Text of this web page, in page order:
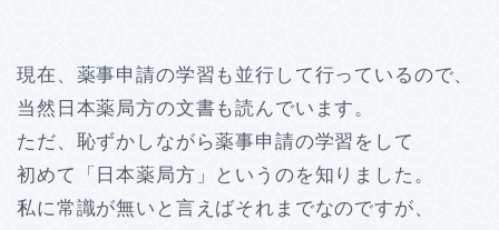
現在、薬事申請の学習も並行して行っているので、
当然日本薬局方の文書も読んでいます。
ただ、恥ずかしながら薬事申請の学習をして
初めて「日本薬局方」というのを知りました。
私に常識が無いと言えばそれまでなのですが、